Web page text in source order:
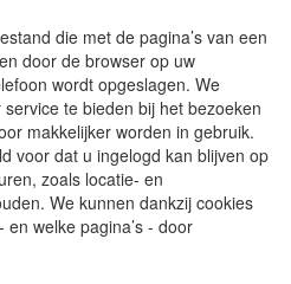
die met de pagina’s van een
door de browser op uw
wordt opgeslagen. We
te bieden bij het bezoeken
makkelijker worden in gebruik.
voor dat u ingelogd kan blijven op
zoals locatie- en
We kunnen dankzij cookies
welke pagina’s - door